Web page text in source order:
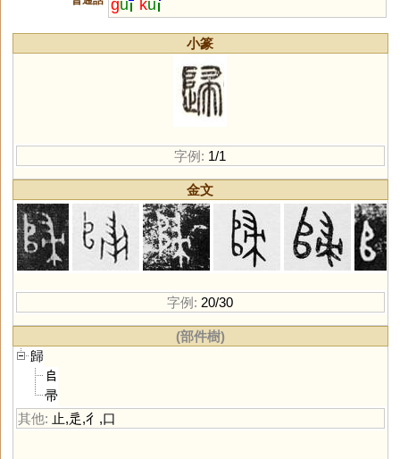
gu ku
小篆
字例: 1/1
金文
字例: 20/30
(部件樹)
歸
𠂤
帚
其他: 止,辵,彳 ,口